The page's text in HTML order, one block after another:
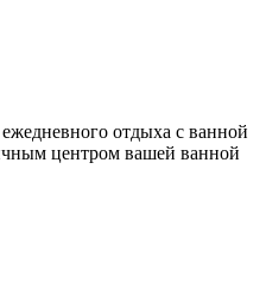
отдыха с ванной
центром вашей ванной